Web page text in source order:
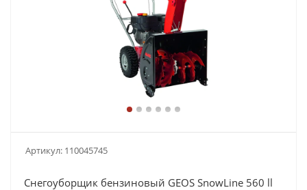
Артикул: 110045745
Снегоуборщик бензиновый GEOS SnowLine 560 ll